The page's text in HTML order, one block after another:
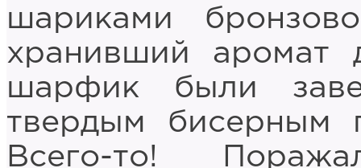
шариками
хранивший аромат
шарфик были
твердым бисерным
Всего-то!